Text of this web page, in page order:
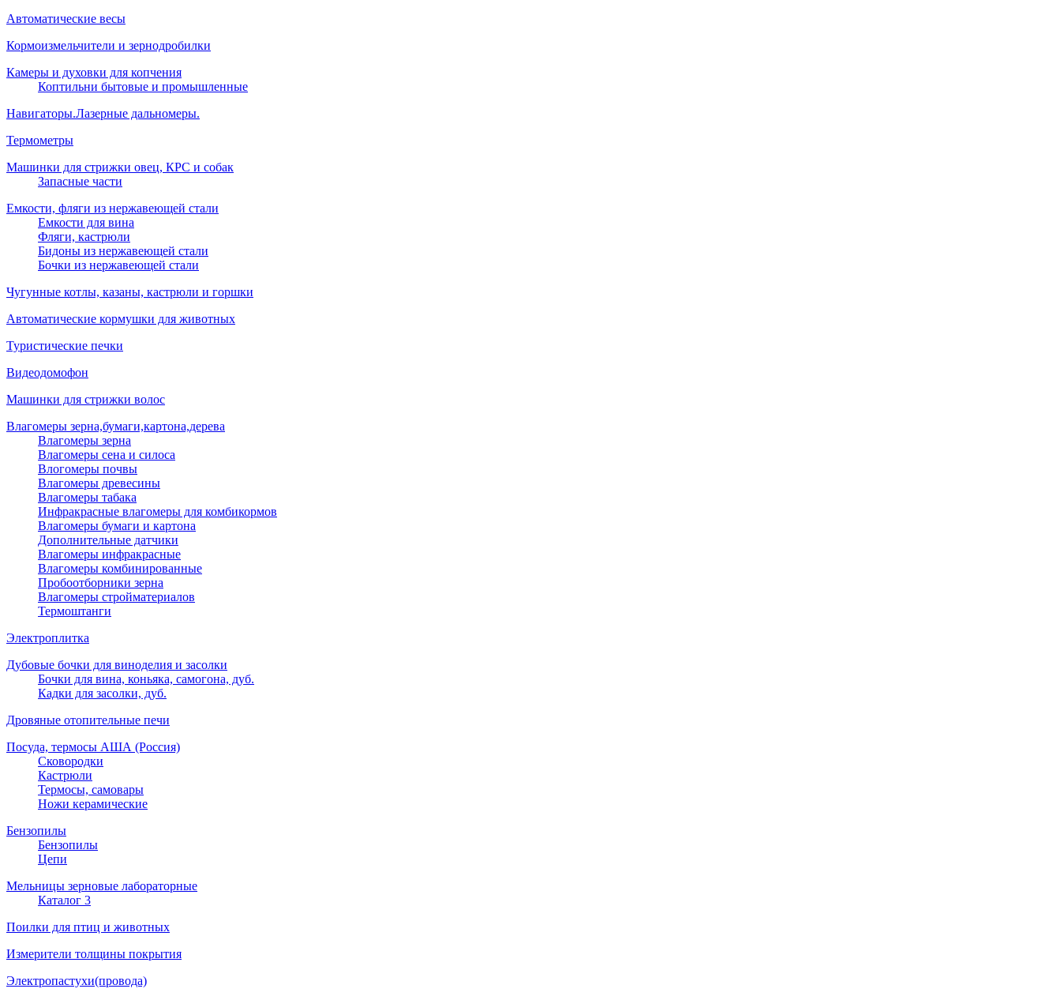
Автоматические весы
Кормоизмельчители и зернодробилки
Камеры и духовки для копчения
Коптильни бытовые и промышленные
Навигаторы.Лазерные дальномеры.
Термометры
Машинки для стрижки овец, КРС и собак
Запасные части
Емкости, фляги из нержавеющей стали
Емкости для вина
Фляги, кастрюли
Бидоны из нержавеющей стали
Бочки из нержавеющей стали
Чугунные котлы, казаны, кастрюли и горшки
Автоматические кормушки для животных
Туристические печки
Видеодомофон
Машинки для стрижки волос
Влагомеры зерна,бумаги,картона,дерева
Влагомеры зерна
Влагомеры сена и силоса
Влогомеры почвы
Влагомеры древесины
Влагомеры табака
Инфракрасные влагомеры для комбикормов
Влагомеры бумаги и картона
Дополнительные датчики
Влагомеры инфракрасные
Влагомеры комбинированные
Пробоотборники зерна
Влагомеры стройматериалов
Термоштанги
Электроплитка
Дубовые бочки для виноделия и засолки
Бочки для вина, коньяка, самогона, дуб.
Кадки для засолки, дуб.
Дровяные отопительные печи
Посуда, термосы АША (Россия)
Сковородки
Кастрюли
Термосы, самовары
Ножи керамические
Бензопилы
Бензопилы
Цепи
Мельницы зерновые лабораторные
Каталог 3
Поилки для птиц и животных
Измерители толщины покрытия
Электропастухи(провода)